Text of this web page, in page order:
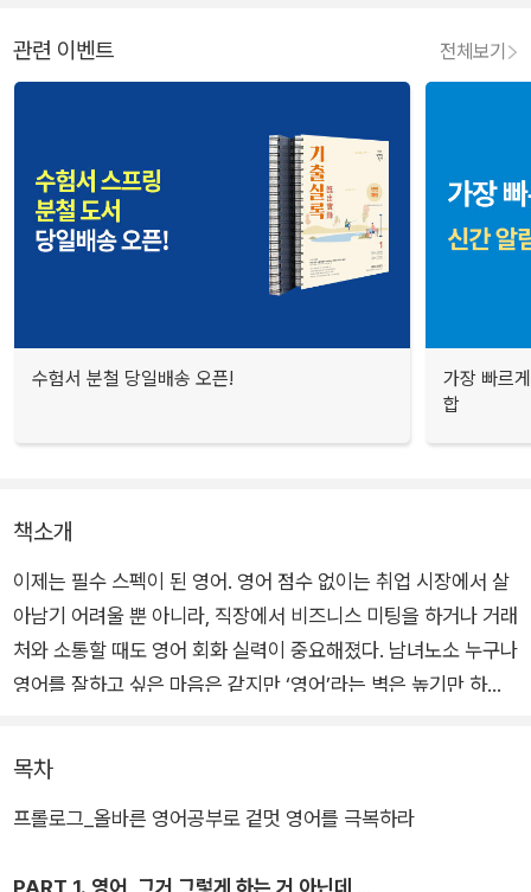
관련 이벤트 전체보기
수험서 분철 당일배송 오픈!
가장 빠르
합
책소개
이제는 필수 스펙이 된 영어. 영어 점수 없이는 취업 시장에서 살
아남기 어려울 뿐 아니라, 직장에서 비즈니스 미팅을 하거나 거래
처와 소통할 때도 영어 회화 실력이 중요해졌다. 남녀노소 누구나
영어를 잘하고 싶은 마음은 같지만 ‘영어’라는 벽은 높기만 하다.
야 할지 모르겠다며 고충을 토로하기도 한다. 왜 우리는 영어공부
만 시작하면 작심삼일을 반복하는 걸까?
목차
프롤로그_올바른 영어공부로 겉멋 영어를 극복하라
PART 1. 영어, 그거 그렇게 하는 거 아닌데